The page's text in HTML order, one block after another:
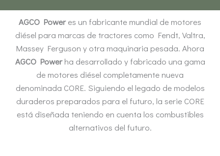
AGCO Poweres un fabricante mundial de motores
diésel para marcas de tractores como Fendt, Valtra,
Massey Ferguson y otra maquinaria pesada. Ahora
AGCO Powerha desarrollado y fabricado una gama
de motores diésel completamente nueva
denominada CORE. Siguiendo el legado de modelos
duraderos preparados para el futuro, la serie CORE
está diseñada teniendo en cuenta los combustibles
alternativos del futuro.